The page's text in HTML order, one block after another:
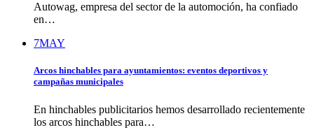
Autowag, empresa del sector de la automoción, ha confiado
en…
7MAY
Arcos hinchables para ayuntamientos: eventos deportivos y
campañas municipales
En hinchables publicitarios hemos desarrollado recientemente
los arcos hinchables para…